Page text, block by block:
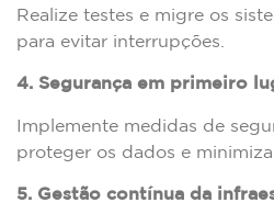
Realize testes e migre os
para evitar interrupções.
4. Segurança em primeiro
Implemente medidas de
proteger os dados e
5. Gestão contínua da